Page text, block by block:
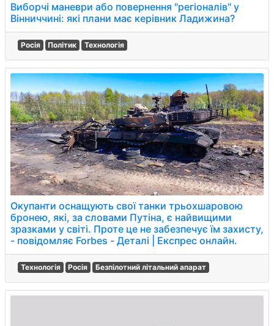
Виборчі маневри або повернення "регіоналів" у
Вінниччині: які плани має керівник Ладижина?
Росія Політик Технологія
Окупанти оснащують свої танки трьохшаровою
бронею, які, за словами Путіна, є найвищими
зразками у світі. Проте це не забезпечує їм захисту,
- повідомляє Forbes - Деталі | Експрес онлайн.
Технологія Росія Безпілотний літальний апарат